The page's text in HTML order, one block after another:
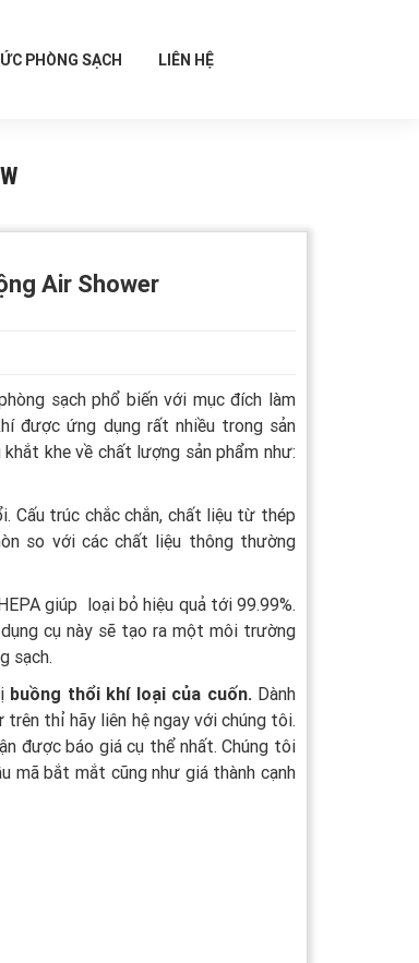
PHÒNG SẠCH LIÊN HỆ
Air Shower
sạch phổ biến với mục đích làm
được ứng dụng rất nhiều trong sản
khe về chất lượng sản phẩm như:
Cấu trúc chắc chắn, chất liệu từ thép
so với các chất liệu thông thường
giúp loại bỏ hiệu quả tới 99.99%.
cụ này sẽ tạo ra một môi trường
sạch.
buồng thổi khí loại của cuốn.Dành
thỉ hãy liên hệ ngay với chúng tôi.
được báo giá cụ thể nhất. Chúng tôi
mã bắt mắt cũng như giá thành cạnh